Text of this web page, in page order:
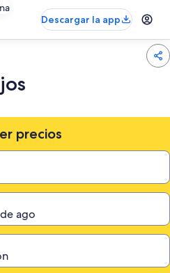
Descargar la app
precios